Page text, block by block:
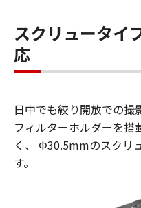
スクリュータイ
応
日中でも絞り開放での撮
フィルターホルダーを搭
く、 Φ30.5mmのスクリ
す。